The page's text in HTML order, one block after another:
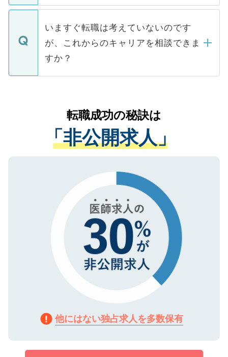
関を公にしてしまうと、応募が殺到する場
に、医療機関が求める条件に合った人材の
みを人材紹介会社に依頼するケースが増え
ています。
定を承諾する必要はありません。内定先へ
の辞退の連絡はキャリアパートナーが行い
個人情報が漏えいすることはありませんの
で、ご安心ください。当サイトからの登録
などで収集したご登録者様の個人情報は、
ご本人のキャリアアップおよび転職活動の
支援を目的に使用いたします。お預かりし
ているすべての個人データはご本人の許可
は、個人情報の取り扱いについての厳密な
管理基準を満たした事業者のみに付与され
る、プライバシーマークを取得済みです。
で、機密保持に関してもご安心ください。
いますぐ転職は考えていないのです
が、これからのキャリアを相談できま
すか？
かがいして、現在の医療機関の状況や紹介
経験をまじえながら、適切なアドバイスを
させていただきます。すぐにご転職をされ
ない方には、長期的なサポートが可能です
ので、まずはご登録ください。
転職成功の秘訣は
「非公開求人」
他にはない独占求人を多数保有